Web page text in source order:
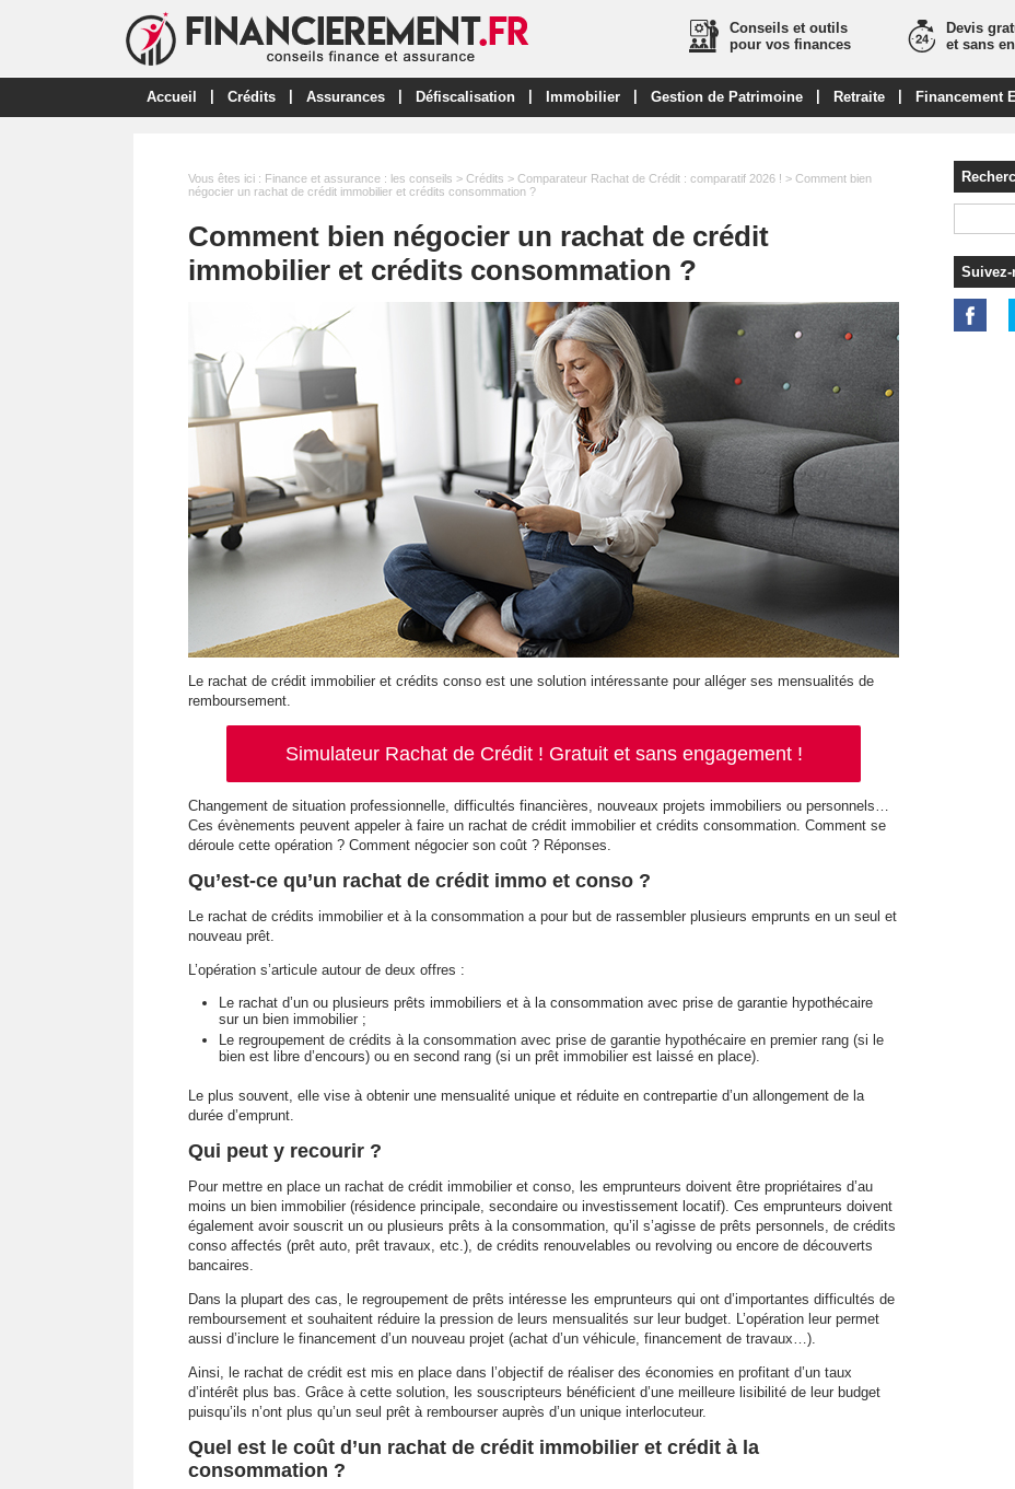
Conseils et outils
pour vos finances
Devis
et sans
Accueil Crédits Assurances Défiscalisation Immobilier Gestion de Patrimoine Retraite Financement
Vous êtes ici : Finance et assurance : les conseils > Crédits > Comparateur Rachat de Crédit : comparatif 2026 ! > Comment bien
négocier un rachat de crédit immobilier et crédits consommation ?
Comment bien négocier un rachat de crédit
immobilier et crédits consommation ?
Le rachat de crédit immobilier et crédits conso est une solution intéressante pour alléger ses mensualités de
remboursement.
Simulateur Rachat de Crédit ! Gratuit et sans engagement !
Changement de situation professionnelle, difficultés financières, nouveaux projets immobiliers ou personnels…
Ces évènements peuvent appeler à faire un rachat de crédit immobilier et crédits consommation. Comment se
déroule cette opération ? Comment négocier son coût ? Réponses.
Qu’est-ce qu’un rachat de crédit immo et conso ?
Le rachat de crédits immobilier et à la consommation a pour but de rassembler plusieurs emprunts en un seul et
nouveau prêt.
L’opération s’articule autour de deux offres :
Le rachat d’un ou plusieurs prêts immobiliers et à la consommation avec prise de garantie hypothécaire
sur un bien immobilier ;
Le regroupement de crédits à la consommation avec prise de garantie hypothécaire en premier rang (si le
bien est libre d’encours) ou en second rang (si un prêt immobilier est laissé en place).
Le plus souvent, elle vise à obtenir une mensualité unique et réduite en contrepartie d’un allongement de la
durée d’emprunt.
Qui peut y recourir ?
Pour mettre en place un rachat de crédit immobilier et conso, les emprunteurs doivent être propriétaires d’au
moins un bien immobilier (résidence principale, secondaire ou investissement locatif). Ces emprunteurs doivent
également avoir souscrit un ou plusieurs prêts à la consommation, qu’il s’agisse de prêts personnels, de crédits
conso affectés (prêt auto, prêt travaux, etc.), de crédits renouvelables ou revolving ou encore de découverts
bancaires.
Dans la plupart des cas, le regroupement de prêts intéresse les emprunteurs qui ont d’importantes difficultés de
remboursement et souhaitent réduire la pression de leurs mensualités sur leur budget. L’opération leur permet
aussi d’inclure le financement d’un nouveau projet (achat d’un véhicule, financement de travaux…).
Ainsi, le rachat de crédit est mis en place dans l’objectif de réaliser des économies en profitant d’un taux
d’intérêt plus bas. Grâce à cette solution, les souscripteurs bénéficient d’une meilleure lisibilité de leur budget
puisqu’ils n’ont plus qu’un seul prêt à rembourser auprès d’un unique interlocuteur.
Quel est le coût d’un rachat de crédit immobilier et crédit à la
consommation ?